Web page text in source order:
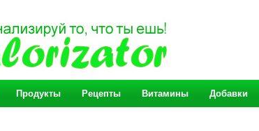
Продукты Рецепты Витамины Добавки